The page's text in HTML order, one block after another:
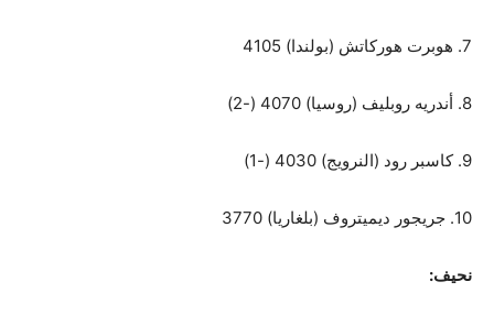
7. هوبرت هوركاتش (بولندا) 4105
8. أندريه روبليف (روسيا) 4070 (-2)
9. كاسبر رود (النرويج) 4030 (-1)
10. جريجور ديميتروف (بلغاريا) 3770
نحيف: